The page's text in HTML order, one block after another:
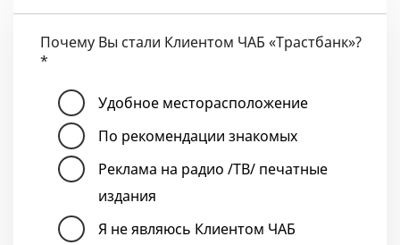
Почему Вы стали Клиентом ЧАБ «Трастбанк»?
*
Удобное месторасположение
По рекомендации знакомых
Реклама на радио /ТВ/ печатные
издания
Я не являюсь Клиентом ЧАБ